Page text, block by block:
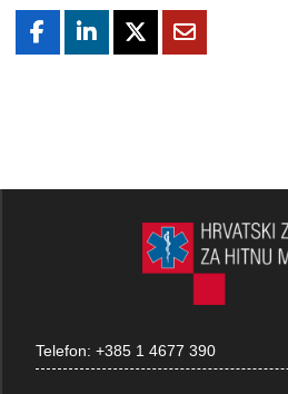
Telefon:+385 1 4677 390